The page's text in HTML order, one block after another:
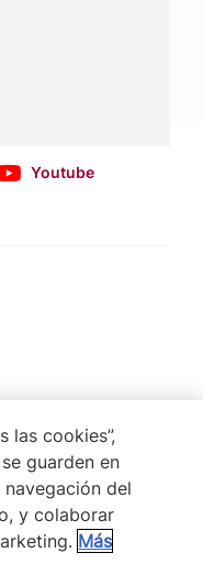
Youtube
las cookies”,
guarden en
del
y colaborar
Más